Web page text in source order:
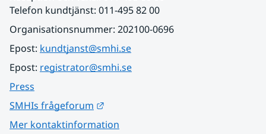
Telefon kundtjänst: 011-495 82 00
Organisationsnummer: 202100-0696
Epost: kundtjanst@smhi.se
Epost: registrator@smhi.se
Press
SMHIs frågeforum
Mer kontaktinformation